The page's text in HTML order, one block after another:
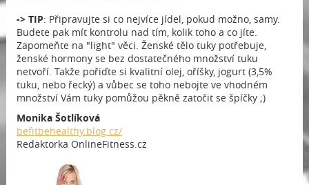
-> TIP: Připravujte si co nejvíce jídel, pokud možno, samy.
Budete pak mít kontrolu nad tím, kolik toho a co jíte.
Zapomeňte na "light" věci. Ženské tělo tuky potřebuje,
ženské hormony se bez dostatečného množství tuku
netvoří. Takže pořiďte si kvalitní olej, oříšky, jogurt (3,5%
tuku, nebo řecký) a vůbec se toho nebojte ve vhodném
množství Vám tuky pomůžou pěkně zatočit se špíčky ;)
Monika Šotlíková
befitbehealthy.blog.cz/
Redaktorka OnlineFitness.cz